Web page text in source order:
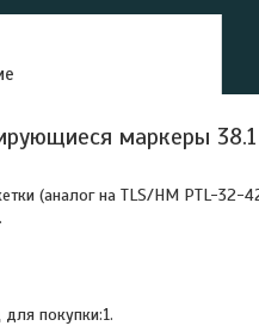
маркеры
(аналог на TLS/HM PTL-
покупки:1.